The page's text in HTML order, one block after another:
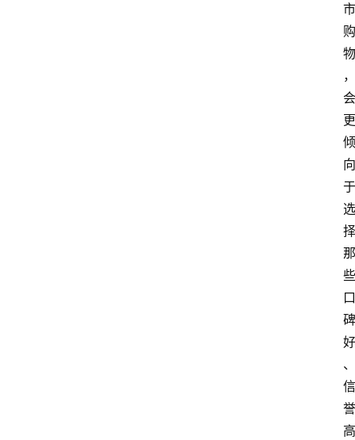
市
购
物
，
会
更
倾
向
于
选
择
那
些
口
碑
好
、
信
誉
高